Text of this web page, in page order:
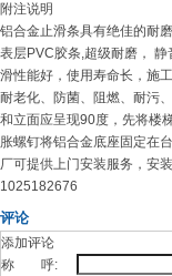
附注说明
铝合金止滑条具有绝佳的耐
表层PVC胶条,超级耐磨，
滑性能好，使用寿命长，施
耐老化、防菌、阻燃、耐污
和立面应呈现90度，先将楼
胀螺钉将铝合金底座固定在
厂可提供上门安装服务，安
1025182676
评论
添加评论
称 呼: